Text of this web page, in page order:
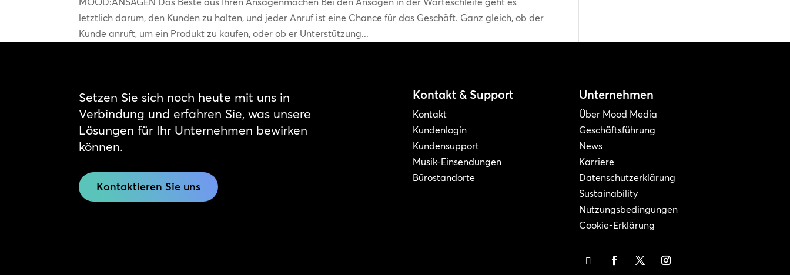
letztlich darum, den Kunden zu halten, und jeder Anruf ist eine Chance für das Geschäft. Ganz gleich, ob der
Kunde anruft, um ein Produkt zu kaufen, oder ob er Unterstützung...
Setzen Sie sich noch heute mit uns in
Verbindung und erfahren Sie, was unsere
Lösungen für Ihr Unternehmen bewirken
können.
Kontaktieren Sie uns
Kontakt & Support
Kontakt
Kundenlogin
Kundensupport
Musik-Einsendungen
Bürostandorte
Unternehmen
Über Mood Media
Geschäftsführung
News
Karriere
Datenschutzerklärung
Sustainability
Nutzungsbedingungen
Cookie-Erklärung